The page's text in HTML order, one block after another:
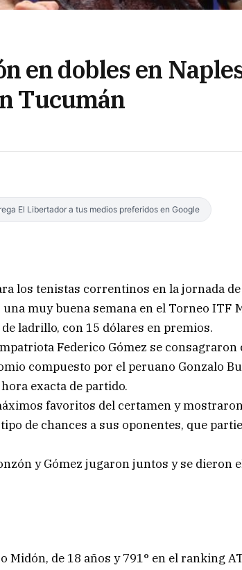
en dobles en
Tucumán
El Libertador a tus medios preferidos en Google
los tenistas correntinos en la jornada
muy buena semana en el Torneo ITF
ladrillo, con 15 dólares en premios.
Federico Gómez se consagraron
compuesto por el peruano Gonzalo
exacta de partido.
favoritos del certamen y
de chances a sus oponentes, que
y Gómez jugaron juntos y se dieron
de 18 años y 791° en el ranking